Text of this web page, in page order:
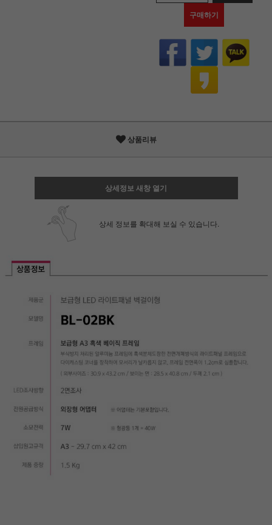
구매하기
상품리뷰
상세정보 새창 열기
상세 정보를 확대해 보실 수 있습니다.